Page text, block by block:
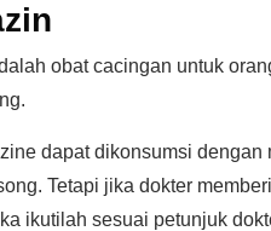
obat cacingan untuk
dapat dikonsumsi
Tetapi jika dokter
ikutilah sesuai petunjuk